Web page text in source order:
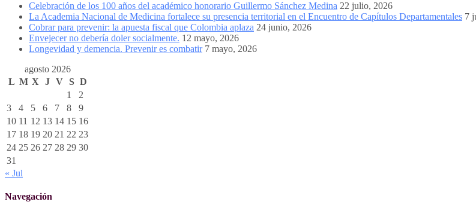
Celebración de los 100 años del académico honorario Guillermo Sánchez Medina 22 julio, 2026
La Academia Nacional de Medicina fortalece su presencia territorial en el Encuentro de Capítulos Departamentales 7
Cobrar para prevenir: la apuesta fiscal que Colombia aplaza 24 junio, 2026
Envejecer no debería doler socialmente. 12 mayo, 2026
Longevidad y demencia. Prevenir es combatir 7 mayo, 2026
agosto 2026
L M X J V S D
1
2
3
4 5 6 7 8
9
10 11 12 13 14 15 16
17 18 19 20 21 22 23
24 25 26 27 28 29 30
31
« Jul
Navegación